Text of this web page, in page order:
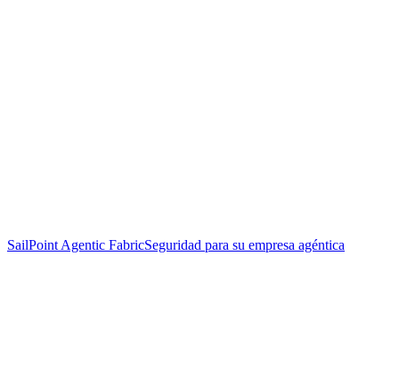
SailPoint Agentic FabricSeguridad para su empresa agéntica